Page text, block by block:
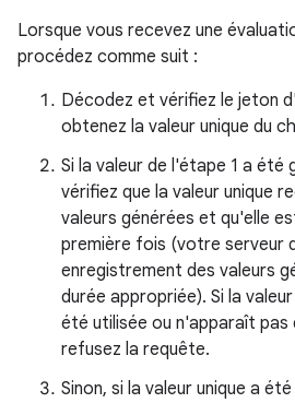
Lorsque vous recevez une
procédez comme suit :
Décodez et vérifiez le jeton
obtenez la valeur unique du
Si la valeur de l'étape 1 a été
vérifiez que la valeur unique
valeurs générées et qu'elle
première fois (votre serveur
enregistrement des valeurs
durée appropriée). Si la
été utilisée ou n'apparaît pas
refusez la requête.
Sinon, si la valeur unique a